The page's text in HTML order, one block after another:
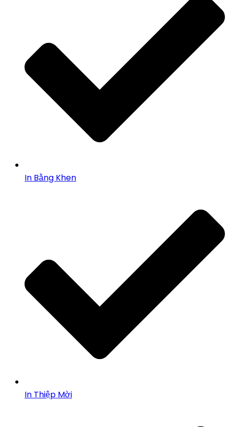
In Bằng Khen
In Thiệp Mời